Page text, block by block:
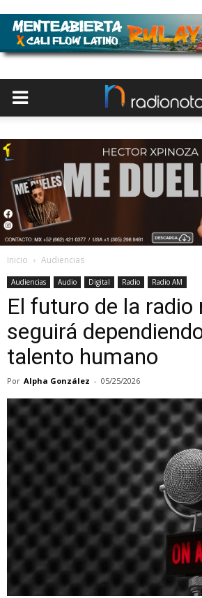
Inicio Audiencias
Audiencias Audio Digital Radio Radio AM
El futuro de la
seguirá
talento humano
Por Alpha González - 05/25/2026